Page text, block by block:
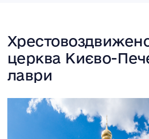
церква Києво-
лаври